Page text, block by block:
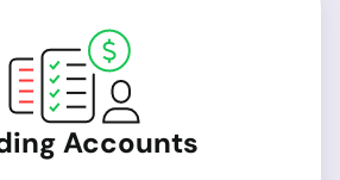
Accounts